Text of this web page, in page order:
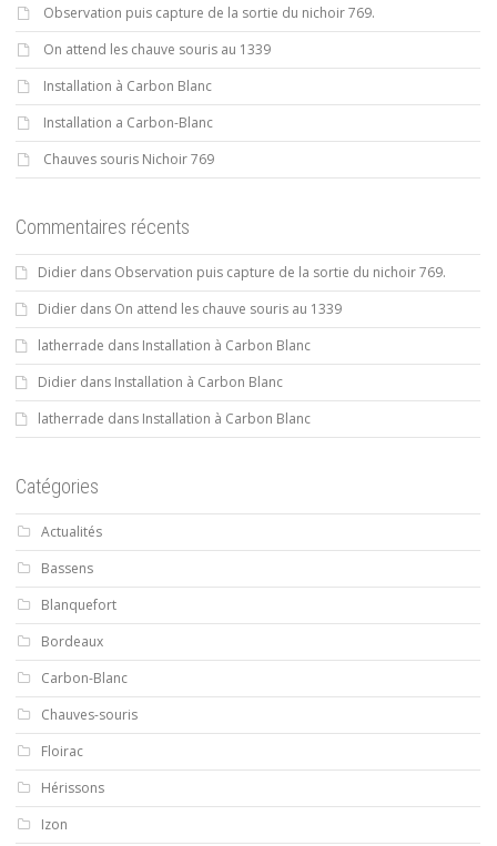
Observation puis capture de la sortie du nichoir 769.
On attend les chauve souris au 1339
Installation à Carbon Blanc
Installation a Carbon-Blanc
Chauves souris Nichoir 769
Commentaires récents
Didier dans Observation puis capture de la sortie du nichoir 769.
Didier dans On attend les chauve souris au 1339
latherrade dans Installation à Carbon Blanc
Didier dans Installation à Carbon Blanc
latherrade dans Installation à Carbon Blanc
Catégories
Actualités
Bassens
Blanquefort
Bordeaux
Carbon-Blanc
Chauves-souris
Floirac
Hérissons
Izon